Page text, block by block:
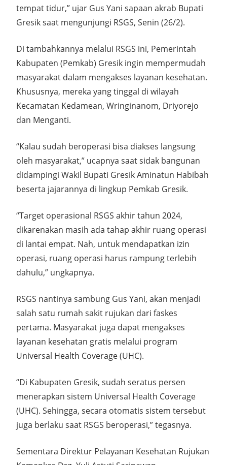
tempat tidur,” ujar Gus Yani sapaan akrab Bupati
Gresik saat mengunjungi RSGS, Senin (26/2).
Di tambahkannya melalui RSGS ini, Pemerintah
Kabupaten (Pemkab) Gresik ingin mempermudah
masyarakat dalam mengakses layanan kesehatan.
Khususnya, mereka yang tinggal di wilayah
Kecamatan Kedamean, Wringinanom, Driyorejo
dan Menganti.
“Kalau sudah beroperasi bisa diakses langsung
oleh masyarakat,” ucapnya saat sidak bangunan
didampingi Wakil Bupati Gresik Aminatun Habibah
beserta jajarannya di lingkup Pemkab Gresik.
“Target operasional RSGS akhir tahun 2024,
dikarenakan masih ada tahap akhir ruang operasi
di lantai empat. Nah, untuk mendapatkan izin
operasi, ruang operasi harus rampung terlebih
dahulu,” ungkapnya.
RSGS nantinya sambung Gus Yani, akan menjadi
salah satu rumah sakit rujukan dari faskes
pertama. Masyarakat juga dapat mengakses
layanan kesehatan gratis melalui program
Universal Health Coverage (UHC).
“Di Kabupaten Gresik, sudah seratus persen
menerapkan sistem Universal Health Coverage
(UHC). Sehingga, secara otomatis sistem tersebut
juga berlaku saat RSGS beroperasi,” tegasnya.
Sementara Direktur Pelayanan Kesehatan Rujukan